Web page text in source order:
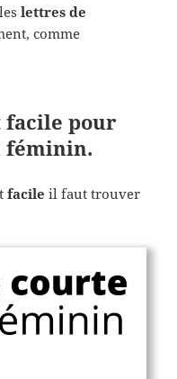
lettres de
comme
facile pour
féminin.
facile il faut trouver